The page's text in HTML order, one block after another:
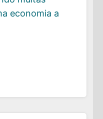
economia a